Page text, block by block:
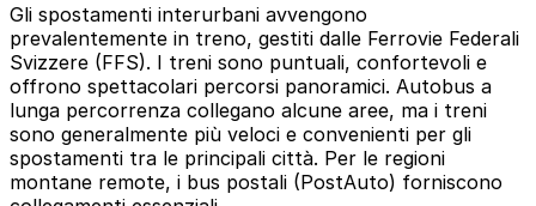
Gli spostamenti interurbani avvengono
prevalentemente in treno, gestiti dalle Ferrovie Federali
Svizzere (FFS). I treni sono puntuali, confortevoli e
offrono spettacolari percorsi panoramici. Autobus a
lunga percorrenza collegano alcune aree, ma i treni
sono generalmente più veloci e convenienti per gli
spostamenti tra le principali città. Per le regioni
montane remote, i bus postali (PostAuto) forniscono